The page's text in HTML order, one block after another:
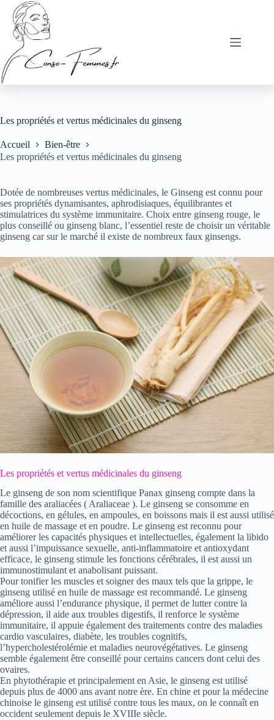
Passer
contenu
Les propriétés et vertus médicinales du ginseng
Accueil
Bien-être
Les propriétés et vertus médicinales du ginseng
Dotée de nombreuses vertus médicinales, le Ginseng est connu pour
ses propriétés dynamisantes, aphrodisiaques, équilibrantes et
stimulatrices du système immunitaire. Choix entre ginseng rouge, le
plus conseillé ou ginseng blanc, l’essentiel reste de choisir un véritable
ginseng car sur le marché il existe de nombreux faux ginsengs.
Les propriétés et vertus médicinales du ginseng
Le ginseng de son nom scientifique Panax ginseng compte dans la
famille des araliacées ( Araliaceae ). Le ginseng se consomme en
décoctions, en gélules, en ampoules, en boissons mais il est aussi utilisé
en huile de massage et en poudre. Le ginseng est reconnu pour
améliorer les capacités physiques et intellectuelles, également la libido
et aussi l’impuissance sexuelle, anti-inflammatoire et antioxydant
efficace, le ginseng stimule les fonctions cérébrales, il est aussi un
immunostimulant et anabolisant puissant.
Pour tonifier les muscles et soigner des maux tels que la grippe, le
ginseng utilisé en huile de massage est recommandé. Le ginseng
améliore aussi l’endurance physique, il permet de lutter contre la
dépression, il aide aux troubles digestifs, il renforce le système
immunitaire, il appuie également des traitements contre des maladies
cardio vasculaires, diabète, les troubles cognitifs,
l’hypercholestérolémie et maladies neurovégétatives. Le ginseng
semble également être conseillé pour certains cancers dont celui des
ovaires.
En phytothérapie et principalement en Asie, le ginseng est utilisé
depuis plus de 4000 ans avant notre ère. En chine et pour la médecine
chinoise le ginseng est utilisé contre tous les maux, on le connaît en
occident seulement depuis le XVIIIe siècle.